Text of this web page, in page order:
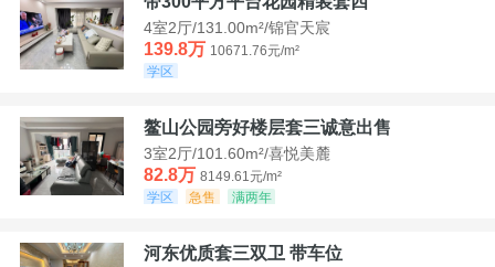
4室2厅/131.00m²/锦官天宸
139.8万 10671.76元/m²
学区
鳌山公园旁好楼层套三诚意出售
3室2厅/101.60m²/喜悦美麓
82.8万 8149.61元/m²
学区
急售 满两年
河东优质套三双卫 带车位